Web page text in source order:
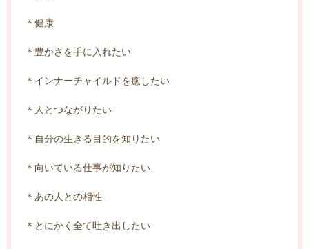
＊健康
＊豊かさを手に入れたい
＊インナーチャイルドを癒したい
＊人とつながりたい
＊自分の生きる目的を知りたい
＊向いている仕事が知りたい
＊あの人との相性
＊とにかく全て吐き出したい